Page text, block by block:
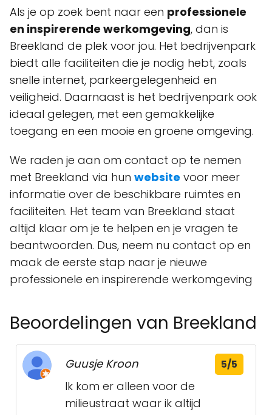
Als je op zoek bent naar een professionele
en inspirerende werkomgeving, dan is
Breekland de plek voor jou. Het bedrijvenpark
biedt alle faciliteiten die je nodig hebt, zoals
snelle internet, parkeergelegenheid en
veiligheid. Daarnaast is het bedrijvenpark ook
ideaal gelegen, met een gemakkelijke
toegang en een mooie en groene omgeving.
We raden je aan om contact op te nemen
met Breekland via hun website voor meer
informatie over de beschikbare ruimtes en
faciliteiten. Het team van Breekland staat
altijd klaar om je te helpen en je vragen te
beantwoorden. Dus, neem nu contact op en
maak de eerste stap naar je nieuwe
professionele en inspirerende werkomgeving
Beoordelingen van Breekland
Guusje Kroon 5/5
Ik kom er alleen voor de
milieustraat waar ik altijd